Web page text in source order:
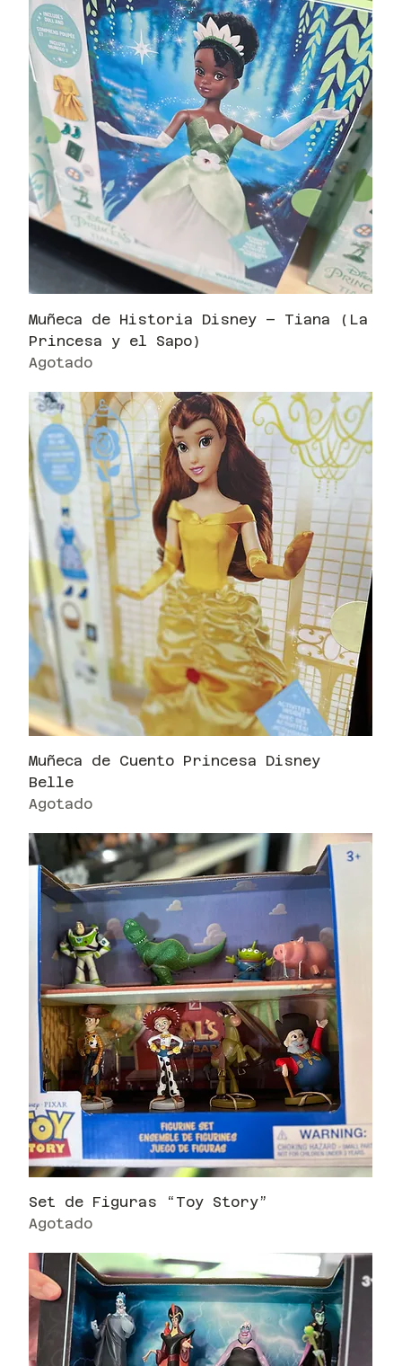
Muñeca de Historia Disney – Tiana (La
Princesa y el Sapo)
Agotado
Muñeca de Cuento Princesa Disney
Belle
Agotado
Set de Figuras “Toy Story”
Agotado